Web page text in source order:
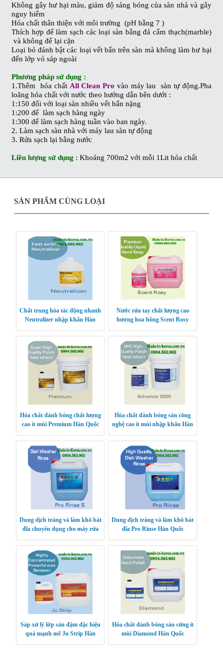
Không gây hư hại màu, giảm độ sáng bóng của sàn nhà và gây
nguy hiểm
Hóa chất thân thiện với môi trường (pH bằng 7 )
Thích hợp để làm sạch các loại sàn bằng đá cẩm thạch(marble)
và không để lại cặn
Loại bỏ đánh bật các loại vết bẩn trên sàn mà không làm hư hại
đến lớp vỏ sáp ngoài
Phương pháp sử dụng :
1.Thêm hóa chất All Clean Pro vào máy lau sàn tự động.Pha
loãng hóa chất với nước theo hướng dẫn bên dưới :
1:150 đối với loại sàn nhiều vết bẩn nặng
1:200 để làm sạch hàng ngày
1:300 để làm sạch hàng tuần vào ban ngày.
2. Làm sạch sàn nhà với máy lau sàn tự động
3. Rửa sạch lại bằng nước
Liều lượng sử dụng : Khoảng 700m2 với mỗi 1Lit hóa chất
SẢN PHẨM CÙNG LOẠI
Chất trung hòa tác động nhanh
Neutralizer nhập khẩu Hàn
Nước rửa tay chất lượng cao
hương hoa hồng Scent Rosy
Hóa chất đánh bóng chất lượng
cao ít mùi Premium Hàn Quốc
Hóa chất đánh bóng sàn công
nghệ cao ít mùi nhập khẩu Hàn
Dung dịch tráng và làm khô bát
đĩa chuyên dụng cho máy rửa
Dung dịch tráng và làm khô bát
đĩa Pro Rinse Hàn Quốc
Sáp xử lý lớp sàn đậm đặc hiệu
quả mạnh mẽ Ju Strip Hàn
Hóa chất đánh bóng sàn cứng ít
mùi Diamond Hàn Quốc